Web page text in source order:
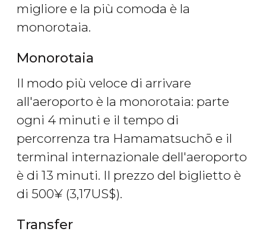
migliore e la più comoda è la
monorotaia.
Monorotaia
Il modo più veloce di arrivare
all'aeroporto è la monorotaia: parte
ogni 4 minuti e il tempo di
percorrenza tra Hamamatsuchō e il
terminal internazionale dell'aeroporto
è di 13 minuti. Il prezzo del biglietto è
di 500¥ (3,17US$).
Transfer